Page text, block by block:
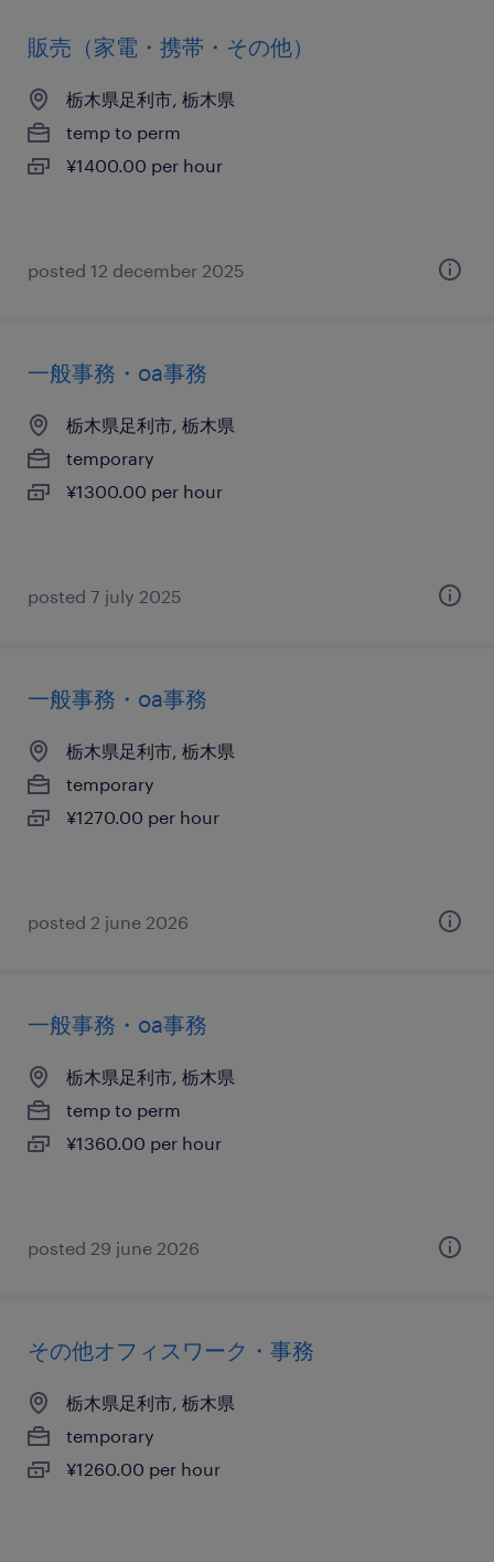
販売（家電・携帯・その他）
栃木県足利市, 栃木県
temp to perm
¥1400.00 per hour
posted 12 december 2025
一般事務・oa事務
栃木県足利市, 栃木県
temporary
¥1300.00 per hour
posted 7 july 2025
一般事務・oa事務
栃木県足利市, 栃木県
temporary
¥1270.00 per hour
posted 2 june 2026
一般事務・oa事務
栃木県足利市, 栃木県
temp to perm
¥1360.00 per hour
posted 29 june 2026
その他オフィスワーク・事務
栃木県足利市, 栃木県
temporary
¥1260.00 per hour